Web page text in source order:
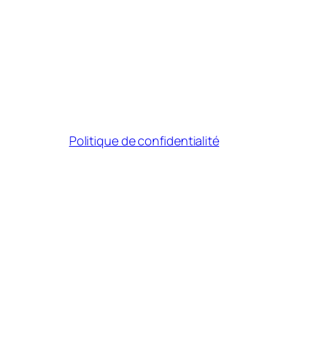
Politique de confidentialité